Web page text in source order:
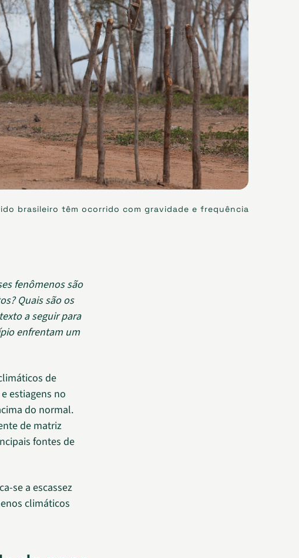
brasileiro têm ocorrido com gravidade e frequência
fenômenos são
Quais são os
a seguir para
enfrentam um
de
estiagens no
do normal.
de matriz
fontes de
se a escassez
climáticos